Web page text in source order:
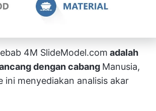
4M SlideModel.com adalah
dengan cabang Manusia,
menyediakan analisis akar